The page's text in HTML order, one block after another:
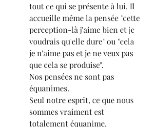
tout ce qui se présente à lui. Il
accueille même la pensée "cette
perception-là j'aime bien et je
voudrais qu'elle dure" ou "cela
je n'aime pas et je ne veux pas
que cela se produise".
Nos pensées ne sont pas
équanimes.
Seul notre esprit, ce que nous
sommes vraiment est
totalement équanime.